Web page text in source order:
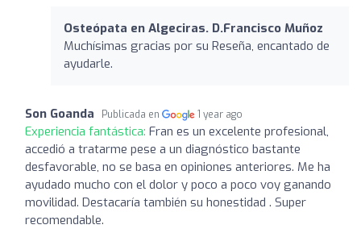
Osteópata en Algeciras. D.Francisco Muñoz
Muchísimas gracias por su Reseña, encantado de
ayudarle.
Son Goanda Publicada en 1 year ago
Experiencia fantástica: Fran es un excelente profesional,
accedió a tratarme pese a un diagnóstico bastante
desfavorable, no se basa en opiniones anteriores. Me ha
ayudado mucho con el dolor y poco a poco voy ganando
movilidad. Destacaría también su honestidad . Super
recomendable.